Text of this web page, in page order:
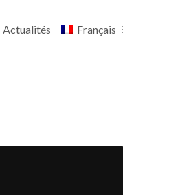
Actualités Français